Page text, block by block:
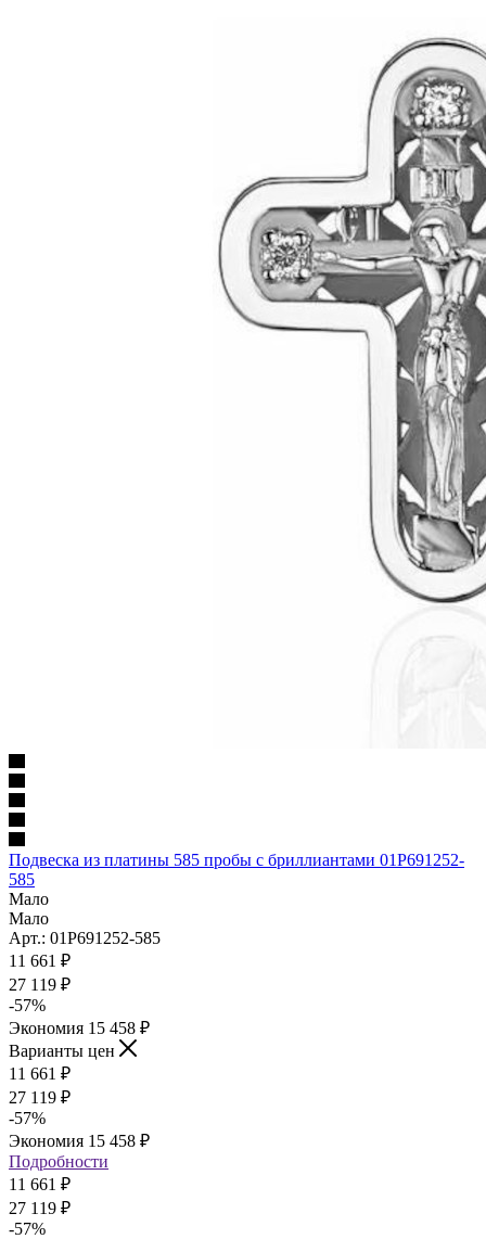
Подвеска из платины 585 пробы с бриллиантами 01Р691252-
585
Мало
Мало
Арт.: 01Р691252-585
11 661 ₽
27 119 ₽
-57%
Экономия 15 458 ₽
Варианты цен
11 661 ₽
27 119 ₽
-57%
Экономия 15 458 ₽
Подробности
11 661 ₽
27 119 ₽
-57%